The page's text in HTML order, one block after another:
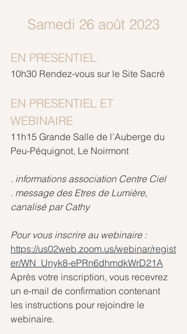
Samedi 26 août 2023
EN PRESENTIEL
10h30 Rendez-vous sur le Site Sacré
EN PRESENTIEL ET
WEBINAIRE
11h15 Grande Salle de l’Auberge du
Peu-Péquignot, Le Noirmont
. informations association Centre Ciel
. message des Etres de Lumière,
canalisé par Cathy
Pour vous inscrire au webinaire :
https://us02web.zoom.us/webinar/regist
er/WN_Unyk8-ePRn6dhmdkWrD21A
Après votre inscription, vous recevrez
un e-mail de confirmation contenant
les instructions pour rejoindre le
webinaire.